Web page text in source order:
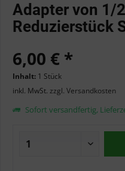
Adapter von 1/
Reduzierstück
6,00 € *
Inhalt: 1 Stück
inkl. MwSt. zzgl. Versandkosten
Sofort versandfertig,